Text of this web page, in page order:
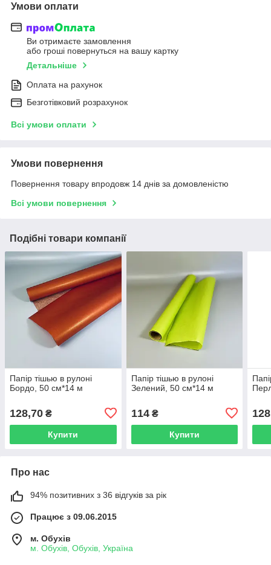
Умови оплати
Ви отримаєте замовлення
або гроші повернуться на вашу картку
Детальніше
Оплата на рахунок
Безготівковий розрахунок
Всі умови оплати
Умови повернення
Повернення товару впродовж 14 днів за домовленістю
Всі умови повернення
Подібні товари компанії
Папір тішью в рулоні
Бордо, 50 см*14 м
128,70 ₴
Купити
Папір тішью в рулоні
Зелений, 50 см*14 м
114₴
Купити
Про нас
94% позитивних з 36 відгуків за рік
Працює з 09.06.2015
м. Обухів
м. Обухів, Обухів, Україна